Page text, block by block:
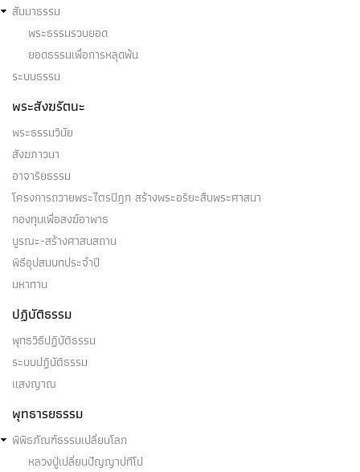
สัมมาธรรม
พระธรรมรวบยอด
ยอดธรรมเพื่อการหลุดพ้น
ระบบธรรม
พระสังฆรัตนะ
พระธรรมวินัย
สังฆภาวนา
อาจาริยธรรม
โครงการถวายพระไตรปิฎก สร้างพระอริยะสืบพระศาสนา
กองทุนเพื่อสงฆ์อาพาธ
บูรณะ-สร้างศาสนสถาน
พิธีอุปสมบทประจำปี
มหาทาน
ปฏิบัติธรรม
พุทธวิธีปฏิบัติธรรม
ระบบปฏิบัติธรรม
แสงญาณ
พุทธารยธรรม
พิพิธภัณฑ์ธรรมเปลี่ยนโลก
หลวงปู่เปลี่ยนปัญญาปทีโป